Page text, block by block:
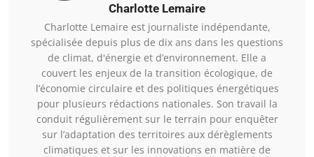
Charlotte Lemaire
Charlotte Lemaire est journaliste indépendante,
spécialisée depuis plus de dix ans dans les questions
de climat, d'énergie et d’environnement. Elle a
couvert les enjeux de la transition écologique, de
l’économie circulaire et des politiques énergétiques
pour plusieurs rédactions nationales. Son travail la
conduit régulièrement sur le terrain pour enquêter
sur l’adaptation des territoires aux dérèglements
climatiques et sur les innovations en matière de